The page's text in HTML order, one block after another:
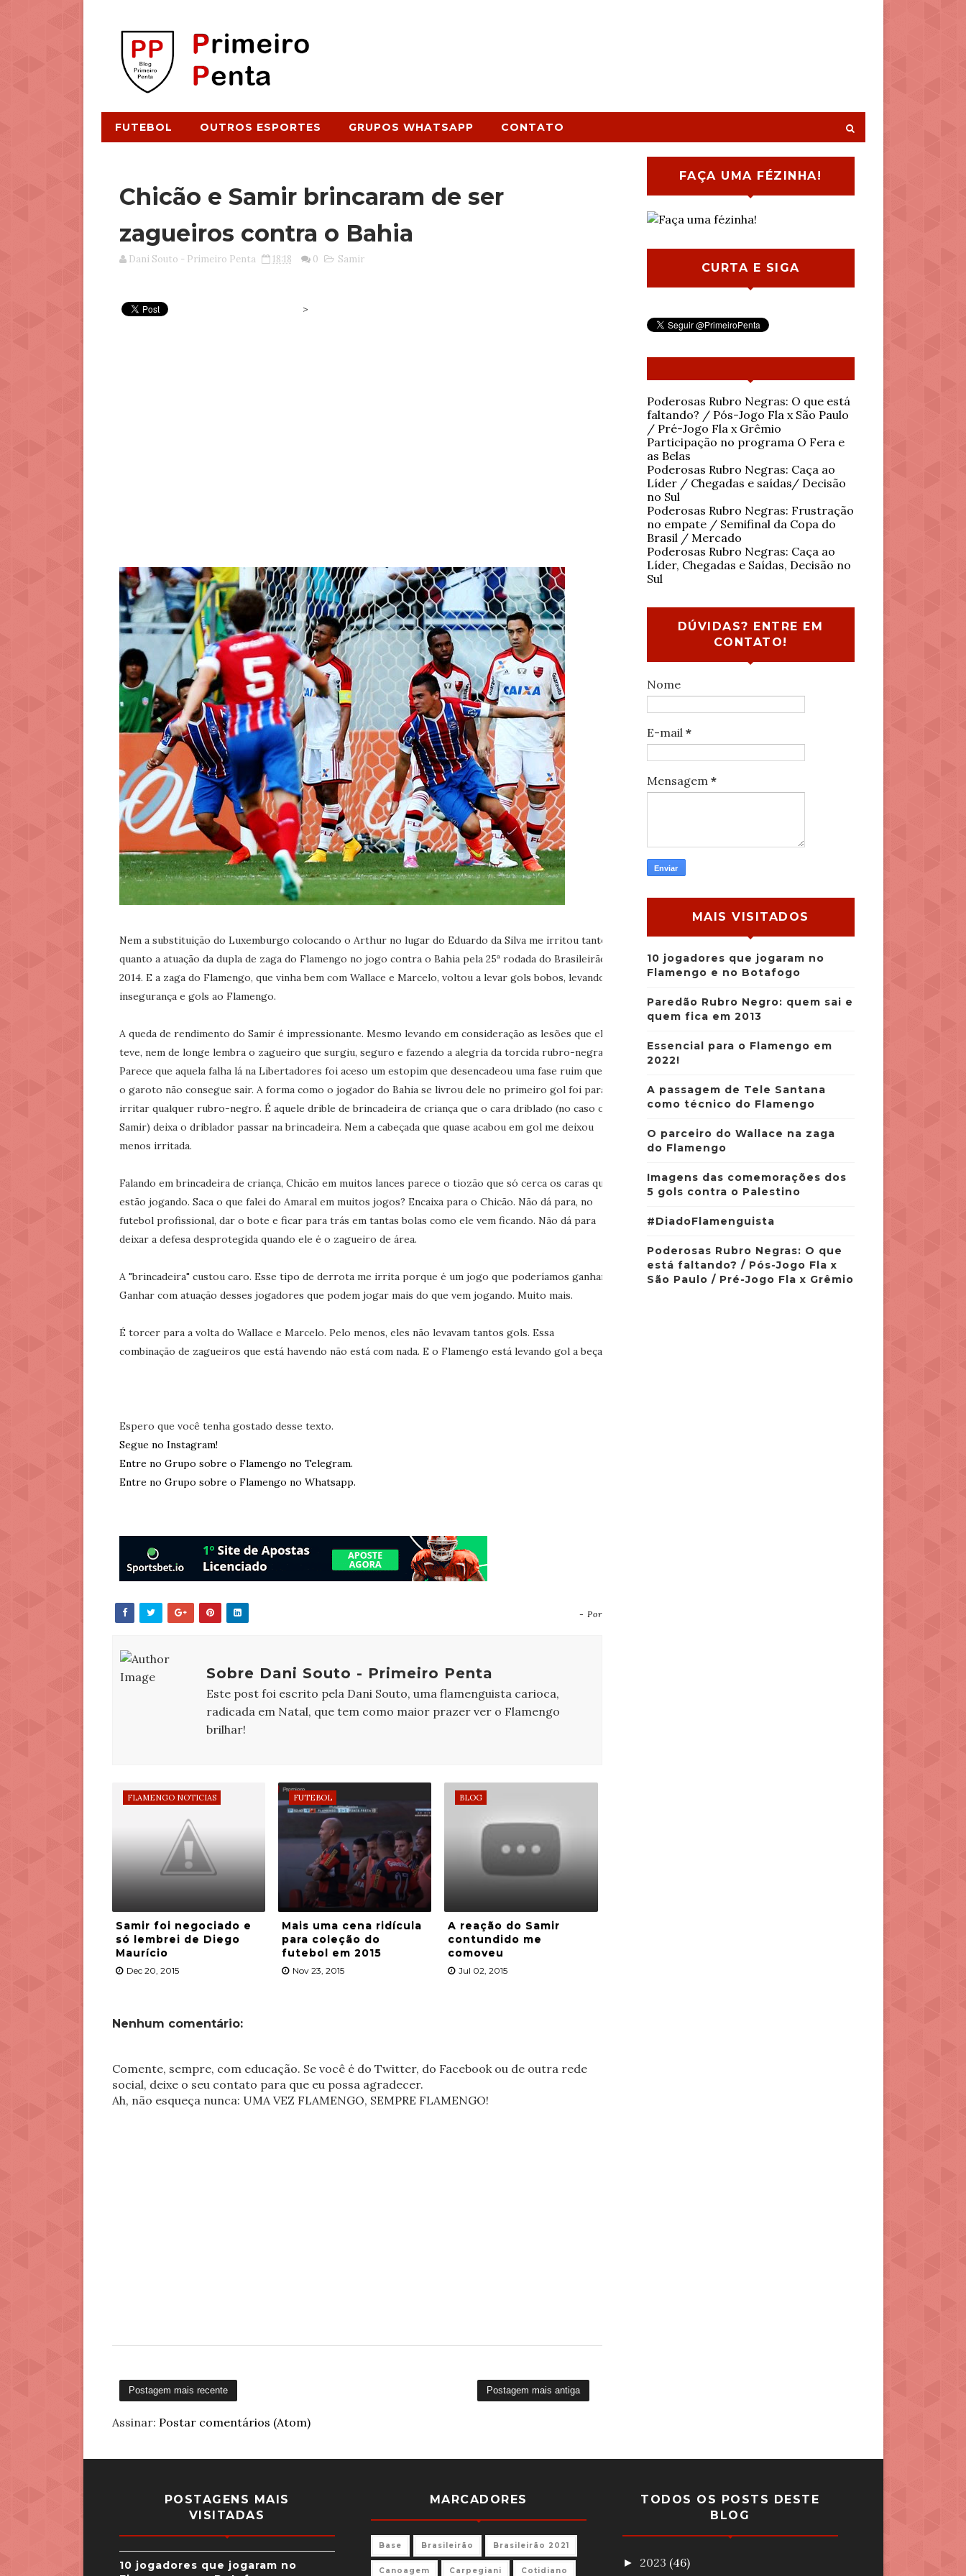
FUTEBOL OUTROS ESPORTES GRUPOS WHATSAPP CONTATO
Chicão e Samir brincaram de ser
zagueiros contra o Bahia
Dani Souto - Primeiro Penta 18:18 0 Samir
>
Nem a substituição do Luxemburgo colocando o Arthur no lugar do Eduardo da Silva me irritou tanto
quanto a atuação da dupla de zaga do Flamengo no jogo contra o Bahia pela 25ª rodada do Brasileirão
2014. E a zaga do Flamengo, que vinha bem com Wallace e Marcelo, voltou a levar gols bobos, levando
insegurança e gols ao Flamengo.
A queda de rendimento do Samir é impressionante. Mesmo levando em consideração as lesões que ele
teve, nem de longe lembra o zagueiro que surgiu, seguro e fazendo a alegria da torcida rubro-negra.
Parece que aquela falha lá na Libertadores foi aceso um estopim que desencadeou uma fase ruim que
o garoto não consegue sair. A forma como o jogador do Bahia se livrou dele no primeiro gol foi para
irritar qualquer rubro-negro. É aquele drible de brincadeira de criança que o cara driblado (no caso o
Samir) deixa o driblador passar na brincadeira. Nem a cabeçada que quase acabou em gol me deixou
menos irritada.
Falando em brincadeira de criança, Chicão em muitos lances parece o tiozão que só cerca os caras que
estão jogando. Saca o que falei do Amaral em muitos jogos? Encaixa para o Chicão. Não dá para, no
futebol profissional, dar o bote e ficar para trás em tantas bolas como ele vem ficando. Não dá para
deixar a defesa desprotegida quando ele é o zagueiro de área.
A "brincadeira" custou caro. Esse tipo de derrota me irrita porque é um jogo que poderíamos ganhar.
Ganhar com atuação desses jogadores que podem jogar mais do que vem jogando. Muito mais.
É torcer para a volta do Wallace e Marcelo. Pelo menos, eles não levavam tantos gols. Essa
combinação de zagueiros que está havendo não está com nada. E o Flamengo está levando gol a beça!
Espero que você tenha gostado desse texto.
Segue no Instagram!
Entre no Grupo sobre o Flamengo no Telegram.
Entre no Grupo sobre o Flamengo no Whatsapp.
- Por
Sobre Dani Souto - Primeiro Penta
Este post foi escrito pela Dani Souto, uma flamenguista carioca,
radicada em Natal, que tem como maior prazer ver o Flamengo
brilhar!
FLAMENGO NOTICIAS
Samir foi negociado e
só lembrei de Diego
Maurício
Dec 20, 2015
FUTEBOL
Mais uma cena ridícula
para coleção do
futebol em 2015
Nov 23, 2015
BLOG
A reação do Samir
contundido me
comoveu
Jul 02, 2015
Nenhum comentário:
Comente, sempre, com educação. Se você é do Twitter, do Facebook ou de outra rede
social, deixe o seu contato para que eu possa agradecer.
Ah, não esqueça nunca: UMA VEZ FLAMENGO, SEMPRE FLAMENGO!
Postagem mais recente Postagem mais antiga
Assinar: Postar comentários (Atom)
FAÇA UMA FÉZINHA!
CURTA E SIGA
Poderosas Rubro Negras: O que está
faltando? / Pós-Jogo Fla x São Paulo
/ Pré-Jogo Fla x Grêmio
Participação no programa O Fera e
as Belas
Poderosas Rubro Negras: Caça ao
Líder / Chegadas e saídas/ Decisão
no Sul
Poderosas Rubro Negras: Frustração
no empate / Semifinal da Copa do
Brasil / Mercado
Poderosas Rubro Negras: Caça ao
Líder, Chegadas e Saídas, Decisão no
Sul
DÚVIDAS? ENTRE EM
CONTATO!
Nome
E-mail *
Mensagem *
MAIS VISITADOS
10 jogadores que jogaram no
Flamengo e no Botafogo
Paredão Rubro Negro: quem sai e
quem fica em 2013
Essencial para o Flamengo em
2022!
A passagem de Tele Santana
como técnico do Flamengo
O parceiro do Wallace na zaga
do Flamengo
Imagens das comemorações dos
5 gols contra o Palestino
#DiadoFlamenguista
Poderosas Rubro Negras: O que
está faltando? / Pós-Jogo Fla x
São Paulo / Pré-Jogo Fla x Grêmio
POSTAGENS MAIS
VISITADAS
10 jogadores que jogaram no
MARCADORES
Base Brasileirão Brasileirão 2021
Canoagem Carpegiani Cotidiano
TODOS OS POSTS DESTE
BLOG
► 2023 (46)